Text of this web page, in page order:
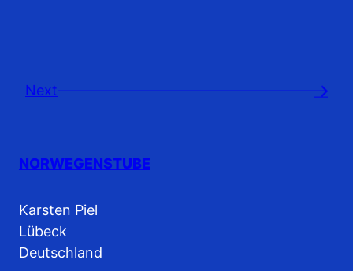
Next →
NORWEGENSTUBE
Karsten Piel
Lübeck
Deutschland